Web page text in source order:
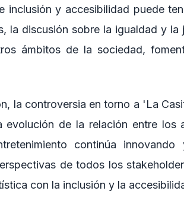
inclusión y accesibilidad puede
la discusión sobre la igualdad y
ámbitos de la sociedad,
la controversia en torno a 'La
evolución de la relación entre
continúa
de todos los
con la inclusión y la